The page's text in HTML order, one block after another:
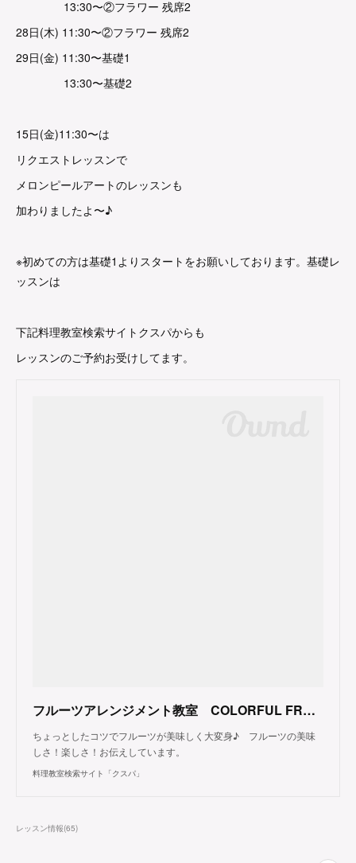
13:30〜②フラワー 残席2
28日(木) 11:30〜②フラワー 残席2
29日(金) 11:30〜基礎1
13:30〜基礎2
15日(金)11:30〜は
リクエストレッスンで
メロンピールアートのレッスンも
加わりましたよ〜♪
※初めての方は基礎1よりスタートをお願いしております。基礎レ
ッスンは
下記料理教室検索サイトクスパからも
レッスンのご予約お受けしてます。
フルーツアレンジメント教室 COLORFUL FRUITS（東京都大田区）
ちょっとしたコツでフルーツが美味しく大変身♪ フルーツの美味
しさ！楽しさ！お伝えしています。
料理教室検索サイト「クスパ」
レッスン情報(65)